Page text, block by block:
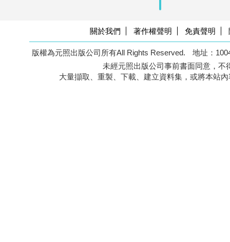
關於我們 著作權聲明 免責聲明
版權為元照出版公司所有All Rights Reserved.
地址：
未經元照出版公司事前書面同意，
大量擷取、重製、下載、建立資料集，或將本站